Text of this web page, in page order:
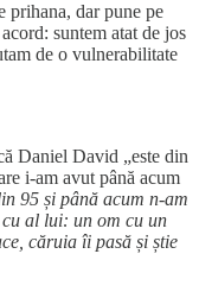
prihana, dar pune pe
suntem atat de jos
de o vulnerabilitate
Daniel David „este din
i-am avut până acum
95 și până acum n-am
al lui: un om cu un
căruia îi pasă și știe